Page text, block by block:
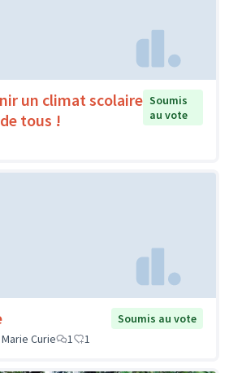
un climat scolaire
tous !
Soumis
au vote
Soumis au vote
Curie
1 1